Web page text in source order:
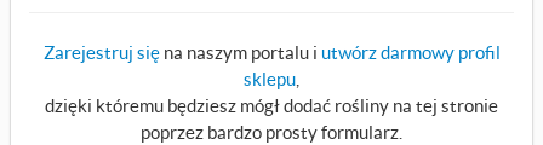
Zarejestruj sięna naszym portalu i utwórz darmowy profil
sklepu
dzięki któremu będziesz mógł dodać rośliny na tej stronie
poprzez bardzo prosty formularz.